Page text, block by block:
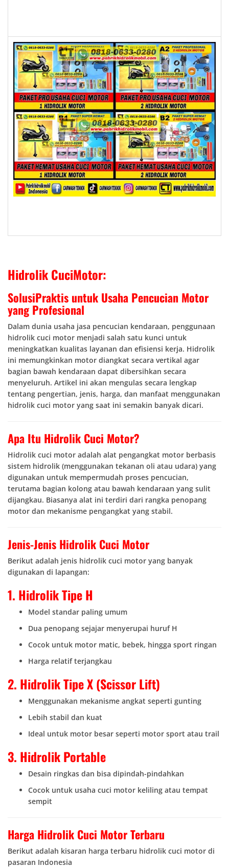
Hidrolik CuciMotor:
SolusiPraktis untuk Usaha Pencucian Motor
yang Profesional
Dalam dunia usaha jasa pencucian kendaraan, penggunaan
hidrolik cuci motor menjadi salah satu kunci untuk
meningkatkan kualitas layanan dan efisiensi kerja. Hidrolik
ini memungkinkan motor diangkat secara vertikal agar
bagian bawah kendaraan dapat dibersihkan secara
menyeluruh. Artikel ini akan mengulas secara lengkap
tentang pengertian, jenis, harga, dan manfaat menggunakan
hidrolik cuci motor yang saat ini semakin banyak dicari.
Apa Itu Hidrolik Cuci Motor?
Hidrolik cuci motor adalah alat pengangkat motor berbasis
sistem hidrolik (menggunakan tekanan oli atau udara) yang
digunakan untuk mempermudah proses pencucian,
terutama bagian kolong atau bawah kendaraan yang sulit
dijangkau. Biasanya alat ini terdiri dari rangka penopang
motor dan mekanisme pengangkat yang stabil.
Jenis-Jenis Hidrolik Cuci Motor
Berikut adalah jenis hidrolik cuci motor yang banyak
digunakan di lapangan:
1. Hidrolik Tipe H
Model standar paling umum
Dua penopang sejajar menyerupai huruf H
Cocok untuk motor matic, bebek, hingga sport ringan
Harga relatif terjangkau
2. Hidrolik Tipe X (Scissor Lift)
Menggunakan mekanisme angkat seperti gunting
Lebih stabil dan kuat
Ideal untuk motor besar seperti motor sport atau trail
3. Hidrolik Portable
Desain ringkas dan bisa dipindah-pindahkan
Cocok untuk usaha cuci motor keliling atau tempat
sempit
Harga Hidrolik Cuci Motor Terbaru
Berikut adalah kisaran harga terbaru hidrolik cuci motor di
pasaran Indonesia